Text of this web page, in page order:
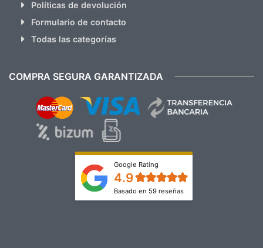
Políticas de devolución
Formulario de contacto
Todas las categorías
COMPRA SEGURA GARANTIZADA
Google Rating
4.9
Basado en 59 reseñas